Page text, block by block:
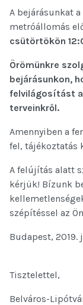
A bejárásunkat
metróállomás
csütörtökön
Örömünkre
bejárásunkon,
felvilágosítást
terveinkről.
Amennyiben a
fel, tájékoztatás
A felújítás alatt
kérjük! Bízunk
szépítéssel az
Budapest, 2019.
Tisztelettel,
Belváros-